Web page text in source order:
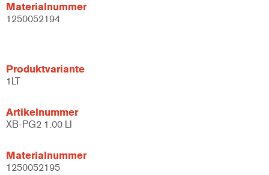
Materialnummer
1250052194
Produktvariante
1LT
Artikelnummer
XB-PG2 1.00 LI
Materialnummer
1250052195